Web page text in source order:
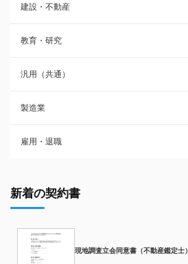
建設・不動産
教育・研究
汎用（共通）
製造業
雇用・退職
新着の契約書
現地調査立会同意書（不動産鑑定士）